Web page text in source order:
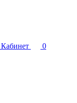
Кабинет
0